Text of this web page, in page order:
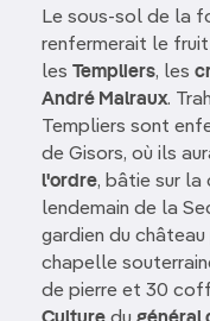
Le sous-sol de la
renfermerait le fruit
les Templiers, les
André Malraux.
Templiers sont
de Gisors, où ils
l'ordre, bâtie sur la
lendemain de la
gardien du
chapelle
de pierre et 30